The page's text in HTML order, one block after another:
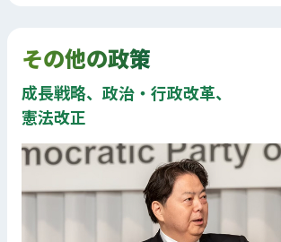
その他の政策
成長戦略、政治・行政改革、
憲法改正